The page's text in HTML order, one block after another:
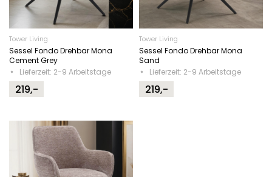
Tower Living
Sessel Fondo Drehbar Mona
Cement Grey
Lieferzeit: 2-9 Arbeitstage
219,-
Tower Living
Sessel Fondo Drehbar Mona
Sand
Lieferzeit: 2-9 Arbeitstage
219,-